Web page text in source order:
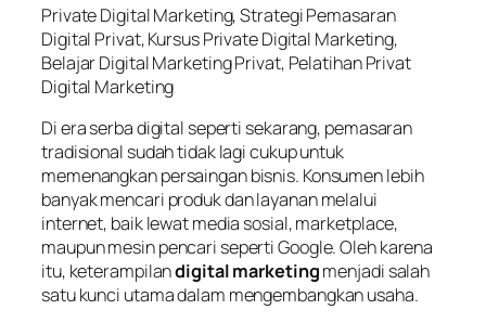
Private Digital Marketing, Strategi Pemasaran
Digital Privat, Kursus Private Digital Marketing,
Belajar Digital Marketing Privat, Pelatihan Privat
Digital Marketing
Di era serba digital seperti sekarang, pemasaran
tradisional sudah tidak lagi cukup untuk
memenangkan persaingan bisnis. Konsumen lebih
banyak mencari produk dan layanan melalui
internet, baik lewat media sosial, marketplace,
maupun mesin pencari seperti Google. Oleh karena
itu, keterampilandigital marketingmenjadi salah
satu kunci utama dalam mengembangkan usaha.